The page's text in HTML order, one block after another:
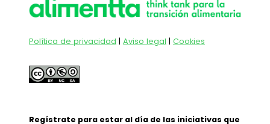
Política de privacidad | Aviso legal | Cookies
Regístrate para estar al día de las iniciativas que